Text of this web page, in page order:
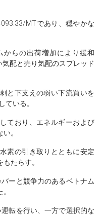
MTであり、穏やかな
からの出荷増加により緩和
配と売り気配のスプレッド
と下支えの弱い下流買いを
ている。
ており、エネルギーおよび
。
素の引き取りとともに安定
たらす。
ーと競争力のあるベトナム
転を行い、一方で選択的な